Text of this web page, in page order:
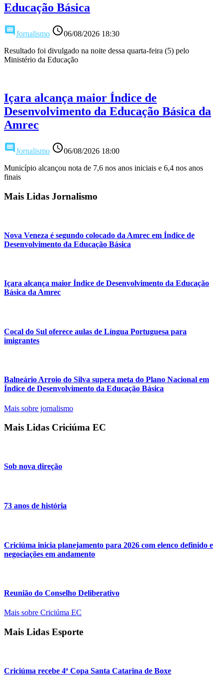
Educação Básica
comment Jornalismo access_time06/08/2026 18:30
Resultado foi divulgado na noite dessa quarta-feira (5) pelo
Ministério da Educação
Içara alcança maior Índice de
Desenvolvimento da Educação Básica da
Amrec
comment Jornalismo access_time06/08/2026 18:00
Município alcançou nota de 7,6 nos anos iniciais e 6,4 nos anos
finais
Mais Lidas Jornalismo
Nova Veneza é segundo colocado da Amrec em Índice de
Desenvolvimento da Educação Básica
Içara alcança maior Índice de Desenvolvimento da Educação
Básica da Amrec
Cocal do Sul oferece aulas de Língua Portuguesa para
imigrantes
Balneário Arroio do Silva supera meta do Plano Nacional em
Índice de Desenvolvimento da Educação Básica
Mais sobre jornalismo
Mais Lidas Criciúma EC
Sob nova direção
73 anos de história
Criciúma inicia planejamento para 2026 com elenco definido e
negociações em andamento
Reunião do Conselho Deliberativo
Mais sobre Criciúma EC
Mais Lidas Esporte
Criciúma recebe 4ª Copa Santa Catarina de Boxe